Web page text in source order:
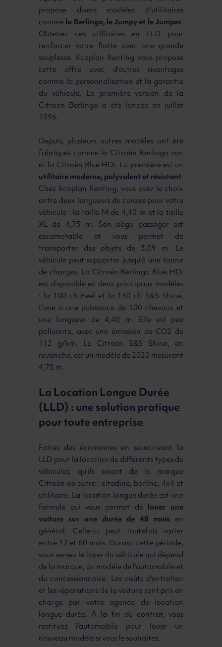
propose divers modèles d'utilitaires
commela Berlingo, le Jumpy et le Jumper.
Obtenez ces utilitaires en LLD pour
renforcer votre flotte avec une grande
souplesse. Ecoplan Renting vous propose
cette offre avec d'autres avantages
comme la personnalisation et la garantie
du véhicule. La première version de la
Citroën Berlingo a été lancée en juillet
1996.
Depuis, plusieurs autres modèles ont été
fabriqués comme la Citroën Berlingo van
et la Citroën Blue HDi. La première est un
utilitaire moderne, polyvalent et résistant.
Chez Ecoplan Renting, vous avez le choix
entre deux longueurs de caisses pour votre
véhicule : la taille M de 4,40 m et la taille
XL de 4,75 m. Son siège passager est
escamotable et vous permet de
transporter des objets de 3,09 m. Le
véhicule peut supporter jusqu'à une tonne
de charges. La Citroën Berlingo Blue HDi
est disponible en deux principaux modèles
: la 100 ch Feel et la 130 ch S&S Shine.
L'une a une puissance de 100 chevaux et
une longueur de 4,40 m. Elle est peu
polluante, avec une émission de CO2 de
112 g/km. La Citroën S&S Shine, en
revanche, est un modèle de 2020 mesurant
4,75 m.
La Location Longue Durée
(LLD) : une solution pratique
pour toute entreprise
Faites des économies en souscrivant la
LLD pour la location de différents types de
véhicules, qu'ils soient de la marque
Citroën ou autre : citadine, berline, 4x4 et
utilitaire. La location longue durée est une
formule qui vous permet de louer une
voiture sur une durée de 48 mois en
général. Celle-ci peut toutefois varier
entre 12 et 60 mois. Durant cette période,
vous versez le loyer du véhicule qui dépend
de la marque, du modèle de l'automobile et
du concessionnaire. Les coûts d'entretien
et les réparations de la voiture sont pris en
charge par votre agence de location
longue durée. À la fin du contrat, vous
restituez l'automobile pour louer un
nouveau modèle si vous le souhaitez.